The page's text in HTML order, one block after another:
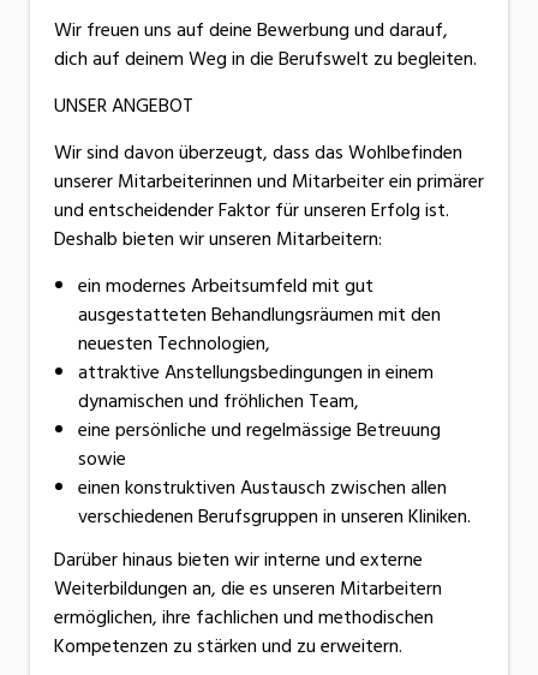
Wir freuen uns auf deine Bewerbung und darauf,
dich auf deinem Weg in die Berufswelt zu begleiten.
UNSER ANGEBOT
Wir sind davon überzeugt, dass das Wohlbefinden
unserer Mitarbeiterinnen und Mitarbeiter ein primärer
und entscheidender Faktor für unseren Erfolg ist.
Deshalb bieten wir unseren Mitarbeitern:
ein modernes Arbeitsumfeld mit gut
ausgestatteten Behandlungsräumen mit den
neuesten Technologien,
attraktive Anstellungsbedingungen in einem
dynamischen und fröhlichen Team,
eine persönliche und regelmässige Betreuung
sowie
einen konstruktiven Austausch zwischen allen
verschiedenen Berufsgruppen in unseren Kliniken.
Darüber hinaus bieten wir interne und externe
Weiterbildungen an, die es unseren Mitarbeitern
ermöglichen, ihre fachlichen und methodischen
Kompetenzen zu stärken und zu erweitern.